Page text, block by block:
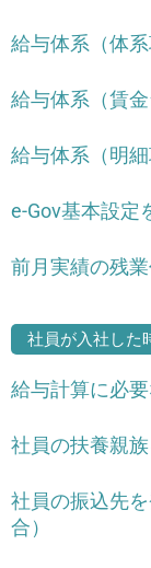
給与体系（体
給与体系（賃
給与体系（明
e-Gov基本設定
前月実績の残
社員が入社した
給与計算に必
社員の扶養親
社員の振込先
合）